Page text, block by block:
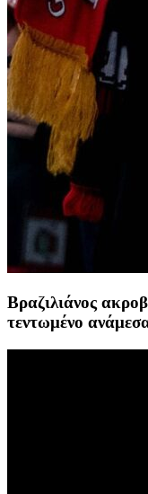
Βραζιλιάνος
τεντωμένο